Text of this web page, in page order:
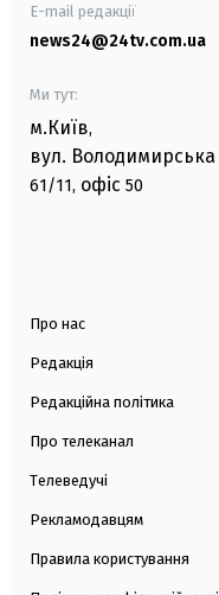
E-mail редакції
news24@24tv.com.ua
Ми тут:
м.Київ,
вул. Володимирська
61/11, офіс 50
Про нас
Редакція
Редакційна політика
Про телеканал
Телеведучі
Рекламодавцям
Правила користування